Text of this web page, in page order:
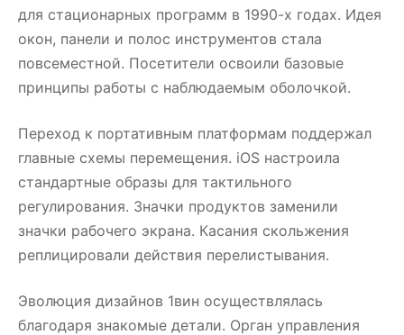
для стационарных программ в 1990-х годах. Идея
окон, панели и полос инструментов стала
повсеместной. Посетители освоили базовые
принципы работы с наблюдаемым оболочкой.
Переход к портативным платформам поддержал
главные схемы перемещения. iOS настроила
стандартные образы для тактильного
регулирования. Значки продуктов заменили
значки рабочего экрана. Касания скольжения
реплицировали действия перелистывания.
Эволюция дизайнов 1вин осуществлялась
благодаря знакомые детали. Орган управления